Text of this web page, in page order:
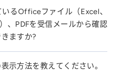
るOfficeファイル（Excel、
、PDFを受信メールから確認
ますか?
示方法を教えてください。